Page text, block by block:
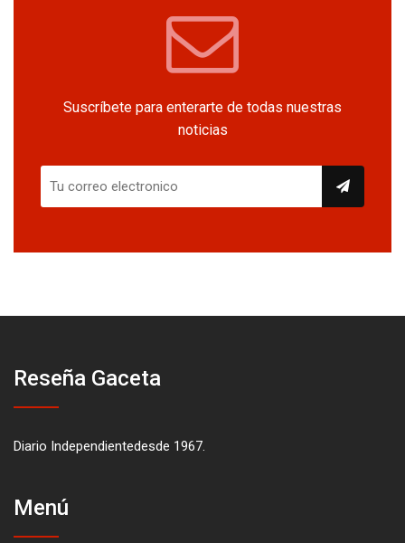
Suscríbete para enterarte de todas nuestras
noticias
Reseña Gaceta
Diario Independientedesde 1967.
Menú